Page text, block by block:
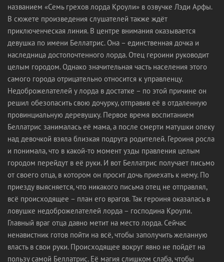
названием «Семь грехов лорда Кроули» в озвучке Лэди Арфы.
В сюжете произведения слушателей также ждёт
приключенческая линия. В центре внимания оказывается
девушка по имени Беллатрис. Она – единственная дочка и
наследница достопочтенного лорда. Отец героини руководит
целым городом. Однако значительная часть населения этого
самого города отрицательно относится к управленцу.
Недоброжелателей у лорда в достатке – по этой причине он
решил обезопасить свою дочурку, отправив её в отдаленную
провинциальную деревушку. Первое время воспитанием
Беллатрис занималась её мама, а после смерти матушки опеку
над девочкой взяла близкая подруга родителей. Героиня росла
и понимала, что в какой-то момент узды правления целым
городом перейдут в её руки. И вот Беллатрис получает письмо
от своего отца, в котором он просит дочь приехать к нему. По
приезду выясняется, что никакого письма отец не отправлял,
всё происходящее – план его врагов. Так героиня оказалась в
ловушке недоброжелателей лорда – господина Кроули.
Главный враг отца давно метит на место лорда. Сейчас
ненавистник готов пойти на всё, чтобы заполучить желанную
власть в свои руки. Происходящее вокруг явно не пойдёт на
пользу самой Беллатрис. Её магия слишком слаба, чтобы